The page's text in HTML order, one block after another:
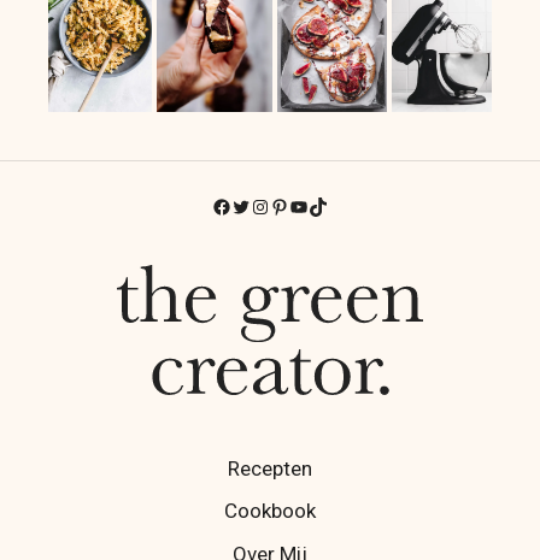
Facebook
Twitter
Instagram
Pinterest
YouTube
TikTok
Recepten
Cookbook
Over Mij